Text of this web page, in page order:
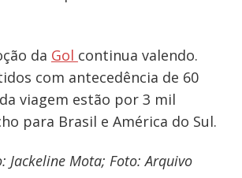
da Gol continua valendo.
com antecedência de 60
viagem estão por 3 mil
para Brasil e América do Sul.
Jackeline Mota; Foto: Arquivo